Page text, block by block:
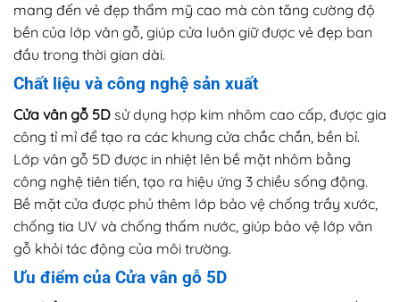
mang đến vẻ đẹp thẩm mỹ cao mà còn tăng cường độ
bền của lớp vân gỗ, giúp cửa luôn giữ được vẻ đẹp ban
đầu trong thời gian dài.
Chất liệu và công nghệ sản xuất
Cửa vân gỗ 5D sử dụng hợp kim nhôm cao cấp, được gia
công tỉ mỉ để tạo ra các khung cửa chắc chắn, bền bỉ.
Lớp vân gỗ 5D được in nhiệt lên bề mặt nhôm bằng
công nghệ tiên tiến, tạo ra hiệu ứng 3 chiều sống động.
Bề mặt cửa được phủ thêm lớp bảo vệ chống trầy xước,
chống tia UV và chống thấm nước, giúp bảo vệ lớp vân
gỗ khỏi tác động của môi trường.
Ưu điểm của Cửa vân gỗ 5D